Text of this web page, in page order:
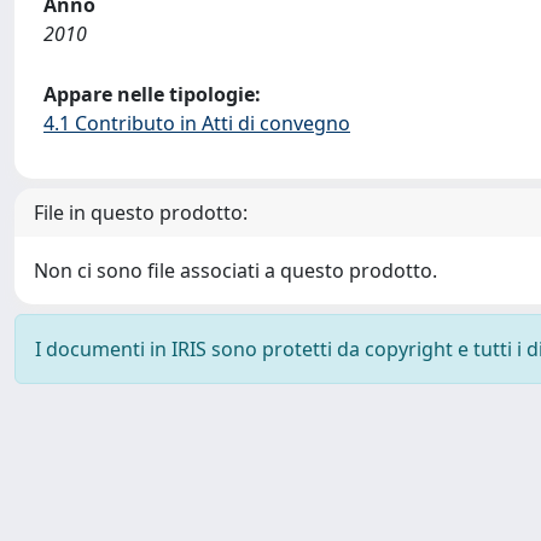
2010
Appare nelle tipologie:
4.1 Contributo in Atti di convegno
File in questo prodotto:
Non ci sono file associati a questo prodotto.
I documenti in IRIS sono protetti da copyright e tutti i